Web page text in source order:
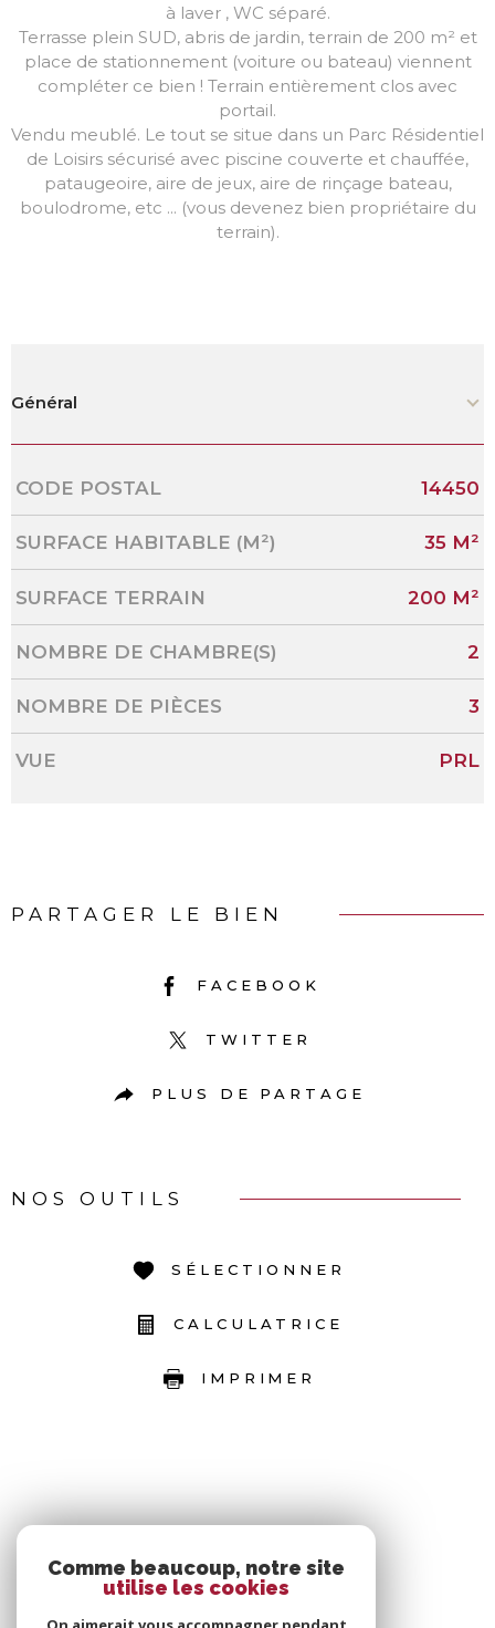
à laver , WC séparé.
Terrasse plein SUD, abris de jardin, terrain de 200 m² et
place de stationnement (voiture ou bateau) viennent
compléter ce bien ! Terrain entièrement clos avec
portail.
Vendu meublé. Le tout se situe dans un Parc Résidentiel
de Loisirs sécurisé avec piscine couverte et chauffée,
pataugeoire, aire de jeux, aire de rinçage bateau,
boulodrome, etc ... (vous devenez bien propriétaire du
terrain).
Général
Caractérisque Valeurs
CODE POSTAL 14450
SURFACE HABITABLE (M²) 35 M²
SURFACE TERRAIN 200 M²
NOMBRE DE CHAMBRE(S) 2
NOMBRE DE PIÈCES 3
VUE PRL
PARTAGER LE BIEN
FACEBOOK
TWITTER
PLUS DE PARTAGE
NOS OUTILS
SÉLECTIONNER
CALCULATRICE
IMPRIMER
Comme beaucoup, notre site
utilise les cookies